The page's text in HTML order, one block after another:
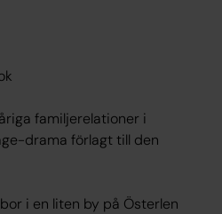
familjerelationer i
drama förlagt till den
i en liten by på Österlen